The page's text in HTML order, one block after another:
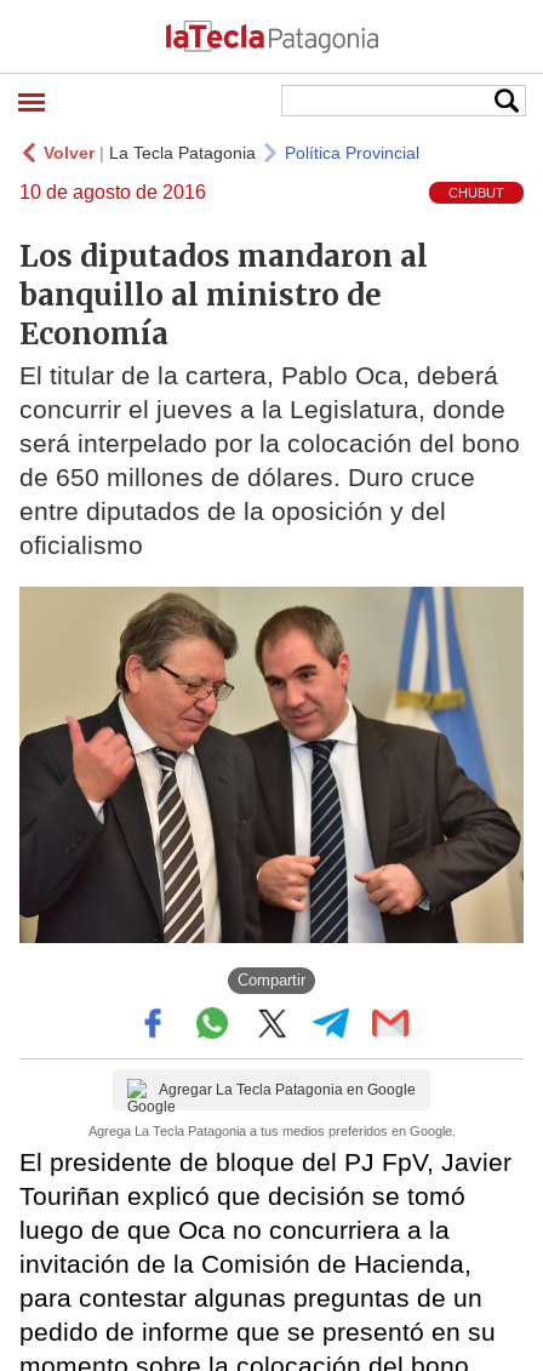
Volver| La Tecla Patagonia Política Provincial
10 de agosto de 2016 CHUBUT
Los diputados mandaron al
banquillo al ministro de
Economía
El titular de la cartera, Pablo Oca, deberá
concurrir el jueves a la Legislatura, donde
será interpelado por la colocación del bono
de 650 millones de dólares. Duro cruce
entre diputados de la oposición y del
oficialismo
Compartir
Agregar La Tecla Patagonia en Google
Agrega La Tecla Patagonia a tus medios preferidos en Google.
El presidente de bloque del PJ FpV, Javier
Touriñan explicó que decisión se tomó
luego de que Oca no concurriera a la
invitación de la Comisión de Hacienda,
para contestar algunas preguntas de un
pedido de informe que se presentó en su
momento sobre la colocación del bono.